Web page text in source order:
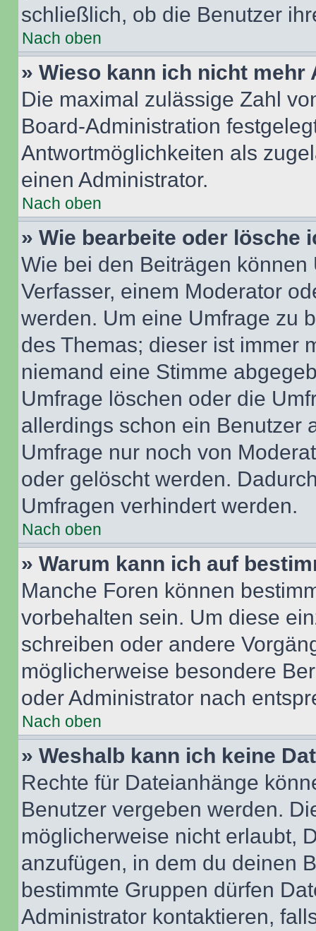
schließlich, ob die Benutzer
Nach oben
» Wieso kann ich nicht
Die maximal zulässige Zahl
Board-Administration
Antwortmöglichkeiten als
einen Administrator.
Nach oben
» Wie bearbeite oder lösche
Wie bei den Beiträgen
Verfasser, einem Moderator
werden. Um eine Umfrage zu
des Themas; dieser ist immer
niemand eine Stimme
Umfrage löschen oder die
allerdings schon ein Benutzer
Umfrage nur noch von
oder gelöscht werden.
Umfragen verhindert werden.
Nach oben
» Warum kann ich auf
Manche Foren können
vorbehalten sein. Um diese
schreiben oder andere
möglicherweise besondere
oder Administrator nach
Nach oben
» Weshalb kann ich keine
Rechte für Dateianhänge
Benutzer vergeben werden.
möglicherweise nicht erlaubt,
anzufügen, in dem du deinen
bestimmte Gruppen dürfen
Administrator kontaktieren,